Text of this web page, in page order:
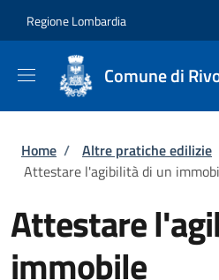
Regione Lombardia
Comune di
Briciole di pane
Home / Altre pratiche edilizie
Attestare l'agibilità di un
Attestare
immobile